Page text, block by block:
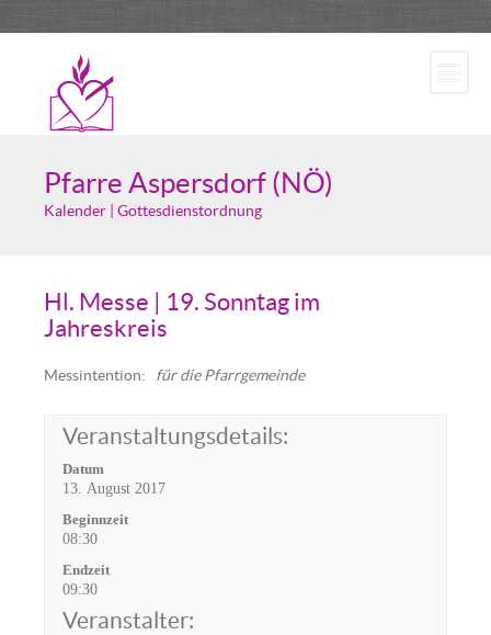
Pfarre Aspersdorf (NÖ)
Kalender | Gottesdienstordnung
Hl. Messe | 19. Sonntag im
Jahreskreis
Messintention: für die Pfarrgemeinde
Veranstaltungsdetails:
Datum
13. August 2017
Beginnzeit
08:30
Endzeit
09:30
Veranstalter: